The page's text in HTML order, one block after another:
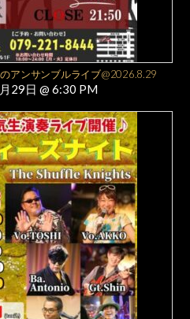
アンサンブルライブ@2026.8.29
29日 @ 6:30 PM